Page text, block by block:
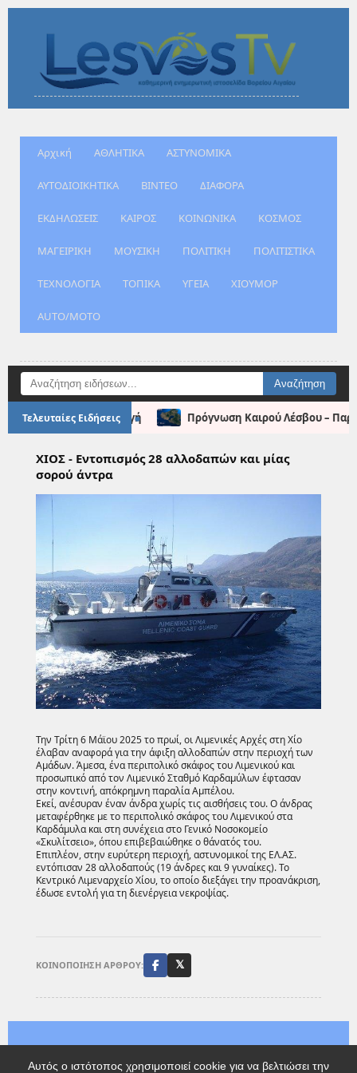
Αρχική ΑΘΛΗΤΙΚΑ ΑΣΤΥΝΟΜΙΚΑ
ΑΥΤΟΔΙΟΙΚΗΤΙΚΑ ΒΙΝΤΕΟ ΔΙΑΦΟΡΑ
ΕΚΔΗΛΩΣΕΙΣ ΚΑΙΡΟΣ ΚΟΙΝΩΝΙΚΑ ΚΟΣΜΟΣ
ΜΑΓΕΙΡΙΚΗ ΜΟΥΣΙΚΗ ΠΟΛΙΤΙΚΗ ΠΟΛΙΤΙΣΤΙΚΑ
ΤΕΧΝΟΛΟΓΙΑ ΤΟΠΙΚΑ ΥΓΕΙΑ ΧΙΟΥΜΟΡ
AUTO/MOTO
Τελευταίες Ειδήσεις
Καππαδοκική Συνταγή● Πρόγνωση Καιρού Λέσβου –
ΧΙΟΣ - Εντοπισμός 28 αλλοδαπών και μίας
σορού άντρα
Την Τρίτη 6 Μάϊου 2025 το πρωί, οι Λιμενικές Αρχές στη Χίο
έλαβαν αναφορά για την άφιξη αλλοδαπών στην περιοχή των
Αμάδων. Άμεσα, ένα περιπολικό σκάφος του Λιμενικού και
προσωπικό από τον Λιμενικό Σταθμό Καρδαμύλων έφτασαν
στην κοντινή, απόκρημνη παραλία Αμπέλου.
Εκεί, ανέσυραν έναν άνδρα χωρίς τις αισθήσεις του. Ο άνδρας
μεταφέρθηκε με το περιπολικό σκάφος του Λιμενικού στα
Καρδάμυλα και στη συνέχεια στο Γενικό Νοσοκομείο
«Σκυλίτσειο», όπου επιβεβαιώθηκε ο θάνατός του.
Επιπλέον, στην ευρύτερη περιοχή, αστυνομικοί της ΕΛ.ΑΣ.
εντόπισαν 28 αλλοδαπούς (19 άνδρες και 9 γυναίκες). Το
Κεντρικό Λιμεναρχείο Χίου, το οποίο διεξάγει την προανάκριση,
έδωσε εντολή για τη διενέργεια νεκροψίας.
ΚΟΙΝΟΠΟΙΗΣΗ ΑΡΘΡΟΥ: 𝕏
©2026 LesvosTV.gr - email: LesvosTvgr@gmail.com
Αυτός ο ιστότοπος χρησιμοποιεί cookie για να βελτιώσει την